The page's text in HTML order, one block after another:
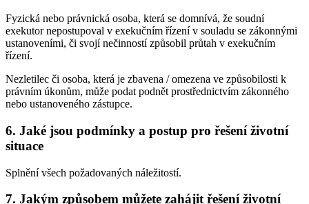
Fyzická nebo právnická osoba, která se domnívá, že soudní
exekutor nepostupoval v exekučním řízení v souladu se zákonnými
ustanoveními, či svojí nečinností způsobil průtah v exekučním
řízení.
Nezletilec či osoba, která je zbavena / omezena ve způsobilosti k
právním úkonům, může podat podnět prostřednictvím zákonného
nebo ustanoveného zástupce.
6. Jaké jsou podmínky a postup pro řešení životní
situace
Splnění všech požadovaných náležitostí.
7. Jakým způsobem můžete zahájit řešení životní